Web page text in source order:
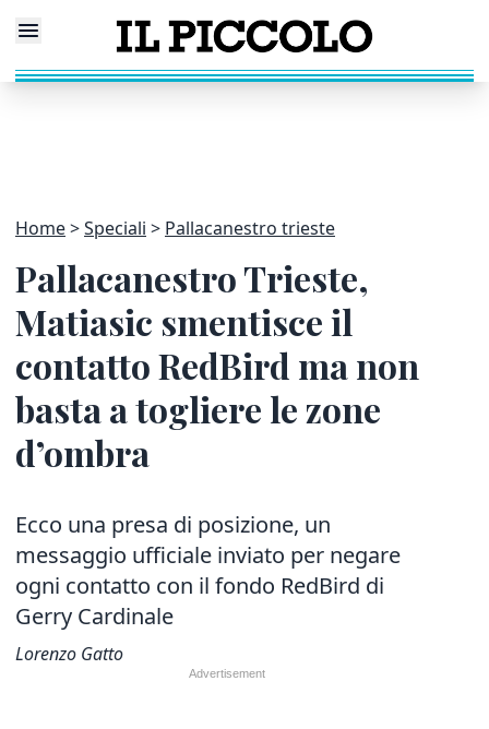
Home Speciali Pallacanestro trieste
Pallacanestro Trieste,
Matiasic smentisce il
contatto RedBird ma non
basta a togliere le zone
d’ombra
Ecco una presa di posizione, un
messaggio ufficiale inviato per negare
ogni contatto con il fondo RedBird di
Gerry Cardinale
Lorenzo Gatto